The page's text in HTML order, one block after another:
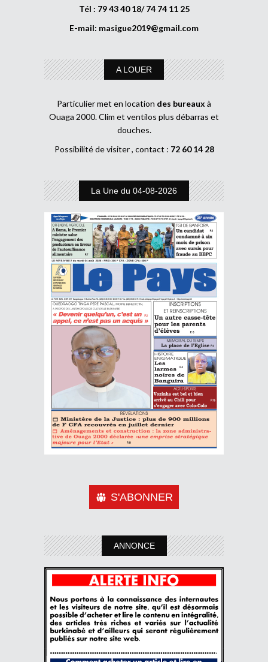
Tél : 79 43 40 18/ 74 74 11 25
E-mail: masigue2019@gmail.com
A LOUER
Particulier met en location des bureaux à
Ouaga 2000. Clim et ventilos plus débarras et
douches.
Possibilité de visiter , contact : 72 60 14 28
La Une du 04-08-2026
S'ABONNER
ANNONCE